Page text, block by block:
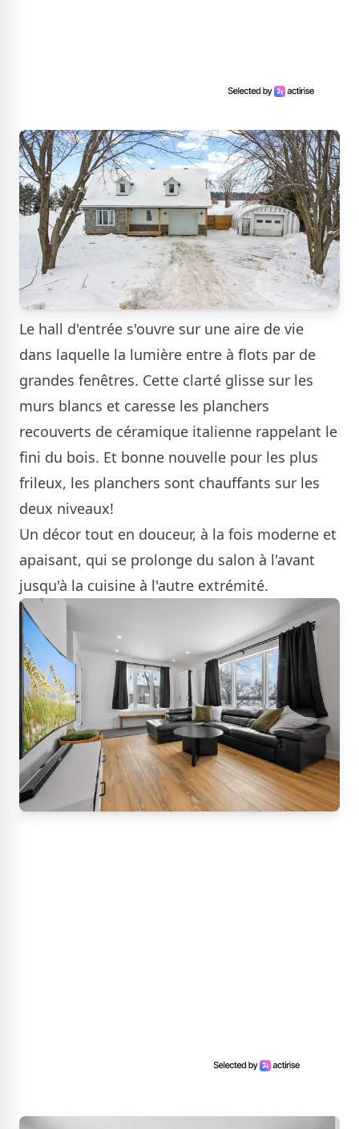
Le hall d'entrée s'ouvre sur une aire de vie
dans laquelle la lumière entre à flots par de
grandes fenêtres. Cette clarté glisse sur les
murs blancs et caresse les planchers
recouverts de céramique italienne rappelant le
fini du bois. Et bonne nouvelle pour les plus
frileux, les planchers sont chauffants sur les
deux niveaux!
Un décor tout en douceur, à la fois moderne et
apaisant, qui se prolonge du salon à l'avant
jusqu'à la cuisine à l'autre extrémité.